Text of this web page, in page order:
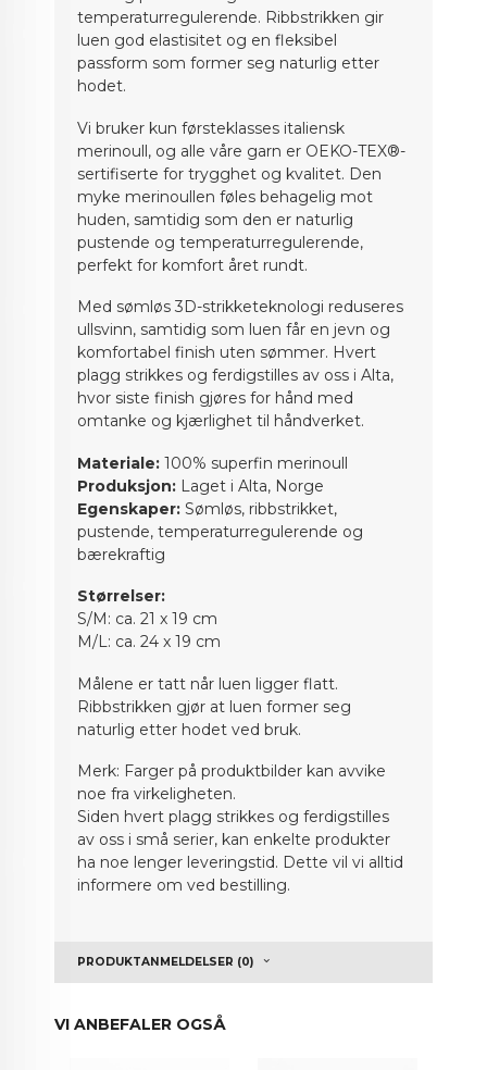
temperaturregulerende. Ribbstrikken gir
luen god elastisitet og en fleksibel
passform som former seg naturlig etter
hodet.
Vi bruker kun førsteklasses italiensk
merinoull, og alle våre garn er OEKO-TEX®-
sertifiserte for trygghet og kvalitet. Den
myke merinoullen føles behagelig mot
huden, samtidig som den er naturlig
pustende og temperaturregulerende,
perfekt for komfort året rundt.
Med sømløs 3D-strikketeknologi reduseres
ullsvinn, samtidig som luen får en jevn og
komfortabel finish uten sømmer. Hvert
plagg strikkes og ferdigstilles av oss i Alta,
hvor siste finish gjøres for hånd med
omtanke og kjærlighet til håndverket.
Materiale: 100% superfin merinoull
Produksjon: Laget i Alta, Norge
Egenskaper: Sømløs, ribbstrikket,
pustende, temperaturregulerende og
bærekraftig
Størrelser:
S/M: ca. 21 x 19 cm
M/L: ca. 24 x 19 cm
Målene er tatt når luen ligger flatt.
Ribbstrikken gjør at luen former seg
naturlig etter hodet ved bruk.
Merk: Farger på produktbilder kan avvike
noe fra virkeligheten.
Siden hvert plagg strikkes og ferdigstilles
av oss i små serier, kan enkelte produkter
ha noe lenger leveringstid. Dette vil vi alltid
informere om ved bestilling.
PRODUKTANMELDELSER (0)
VI ANBEFALER OGSÅ